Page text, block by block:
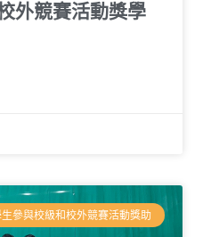
外競賽活動獎學
生參與校級和校外競賽活動獎助